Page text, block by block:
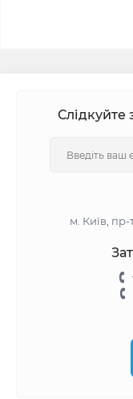
Слідкуйте
м. Київ, пр-